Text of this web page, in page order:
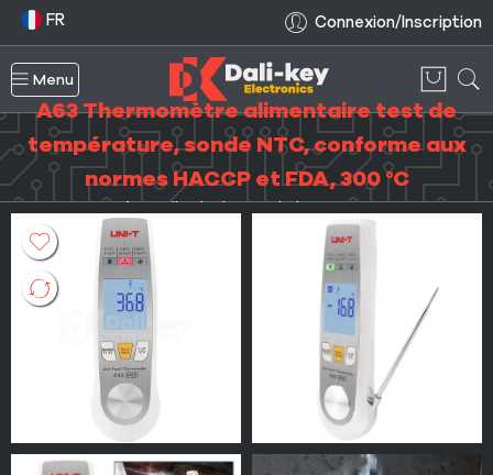
FR Connexion/Inscription
Menu
A63 Thermomètre alimentaire test de
température, sonde NTC, conforme aux
normes HACCP et FDA, 300 °C
Accueil Instrument de mesure